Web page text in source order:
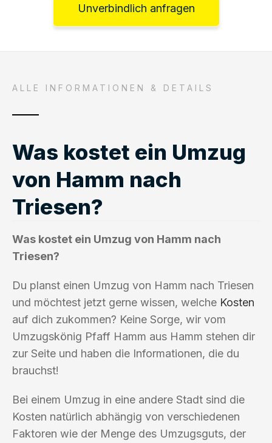
Unverbindlich anfragen
ALLE INFORMATIONEN & DETAILS
Was kostet ein Umzug
von Hamm nach
Triesen?
Was kostet ein Umzug von Hamm nach
Triesen?
Du planst einen Umzug von Hamm nach Triesen
und möchtest jetzt gerne wissen, welche Kosten
auf dich zukommen? Keine Sorge, wir vom
Umzugskönig Pfaff Hamm aus Hamm stehen dir
zur Seite und haben die Informationen, die du
brauchst!
Bei einem Umzug in eine andere Stadt sind die
Kosten natürlich abhängig von verschiedenen
Faktoren wie der Menge des Umzugsguts, der